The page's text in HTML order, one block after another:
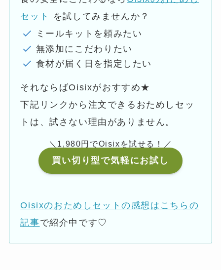
セット
を試してみませんか？
ミールキットを頼みたい
無添加にこだわりたい
食材が届く日を指定したい
それならばOisixがおすすめ★
下記リンクから注文できるおためしセッ
トは、試さない理由がありません。
＼1,980円でOisixを試せる！／
買い切り型で気軽にお試し
Oisixのおためしセットの感想はこちらの
記事で紹介中です♡